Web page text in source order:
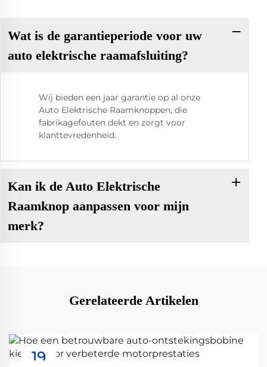
Wat is de garantieperiode voor uw
auto elektrische raamafsluiting?
Wij bieden een jaar garantie op al onze
Auto Elektrische Raamknoppen, die
fabrikagefouten dekt en zorgt voor
klanttevredenheid.
Kan ik de Auto Elektrische
Raamknop aanpassen voor mijn
merk?
Gerelateerde Artikelen
19